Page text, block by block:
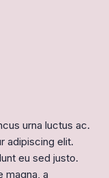
urna luctus ac.
adipiscing elit.
eu sed justo.
magna, a